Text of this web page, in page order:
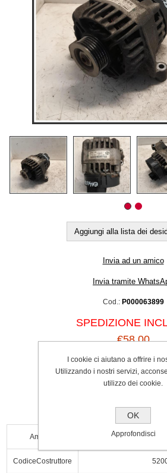
Aggiungi alla lista dei
Invia ad un amico
Invia tramite
Cod.: P000063899
SPEDIZIONE
€58.00
Ampere
CodiceCostruttore
I cookie ci aiutano a offrire i
Utilizzando i nostri servizi,
utilizzo dei cookie.
OK
Approfondisci